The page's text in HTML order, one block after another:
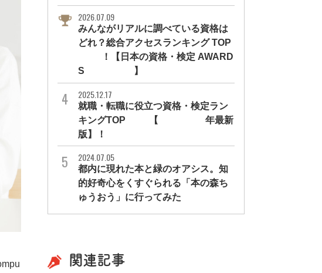
2026.07.09
みんながリアルに調べている資格は
どれ？総合アクセスランキング TOP
10！【日本の資格・検定 AWARD
S 2026】
2025.12.17
就職・転職に役立つ資格・検定ラン
キングTOP30【2026年最新
版】！
2024.07.05
都内に現れた本と緑のオアシス。知
的好奇心をくすぐられる「本の森ち
ゅうおう」に行ってみた
関連記事